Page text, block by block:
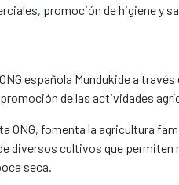
promoción de higiene y
española Mundukide a
de las actividades
ONG, fomenta la agricultura
diversos cultivos que
seca.